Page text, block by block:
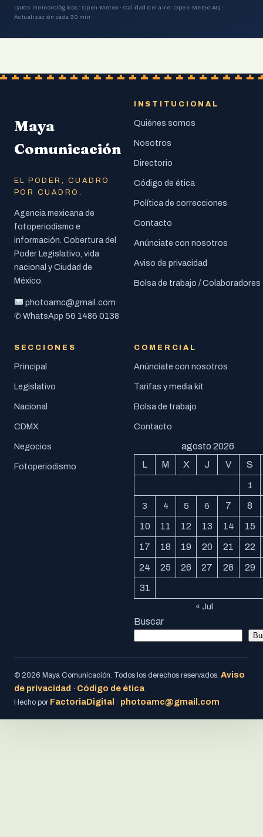
Datos meteorológicos: Open-Meteo · Calidad del aire: Open-Meteo AQ ·
Actualización cada 30 min
Maya
Comunicación
EL PODER, CUADRO
POR CUADRO.
Agencia mexicana de
fotoperiodismo e
información. Cobertura del
Poder Legislativo, vida
nacional y Ciudad de
México.
photoamc@gmail.com
✆ WhatsApp 56 1486 0138
INSTITUCIONAL
Quiénes somos
Nosotros
Directorio
Código de ética
Política de correcciones
Contacto
Anúnciate con nosotros
Aviso de privacidad
Bolsa de trabajo / Colaboradores
SECCIONES
Principal
Legislativo
Nacional
CDMX
Negocios
Fotoperiodismo
COMERCIAL
Anúnciate con nosotros
Tarifas y media kit
Bolsa de trabajo
Contacto
agosto 2026
L
M X J V S
1
3 4 5 6 7 8
10 11 12 13 14 15
17 18 19 20 21 22
24 25 26 27 28 29
31
« Jul
Buscar
© 2026 Maya Comunicación. Todos los derechos reservados. Aviso
de privacidad · Código de ética
Hecho por FactoriaDigital · photoamc@gmail.com